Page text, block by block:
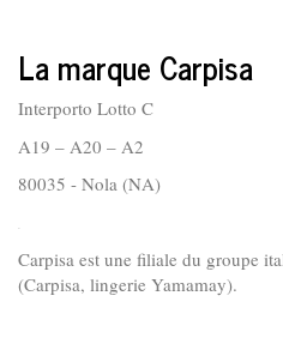
La marque Carpisa
Interporto Lotto C
A19 – A20 – A2
80035 - Nola (NA)
Carpisa est une filiale du groupe
(Carpisa, lingerie Yamamay).